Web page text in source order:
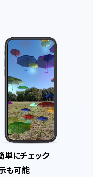
単にチェック
も可能